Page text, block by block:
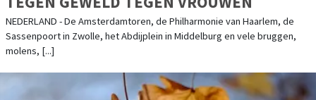
NEDERLAND - De Amsterdamtoren, de Philharmonie van Haarlem, de
Sassenpoort in Zwolle, het Abdijplein in Middelburg en vele bruggen,
molens, [...]